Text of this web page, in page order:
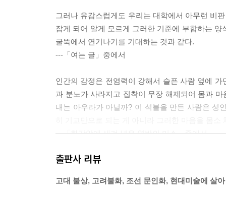
그러나 유감스럽게도 우리는 대학에서 아무런 비
잡게 되어 알게 모르게 그러한 기준에 부합하는
굴뚝에서 연기나기를 기대하는 것과 같다.
---「여는 글」중에서
인간의 감정은 전염력이 강해서 슬픈 사람 옆에
과 분노가 사라지고 집착이 무장 해제되어 몸과
내는 아우라가 아닐까? 이 석불을 만든 사람은 성
---「화강암에 새겨 넣은 열반의 미소」중에서
불교 경전인 『화엄경』에는 “하나가 곧 전체이고
전체가 조화를 이룬 가운데 개체들이 자기 역할을
출판사 리뷰
고대 불상, 고려불화, 조선 문인화, 현대미술에 살